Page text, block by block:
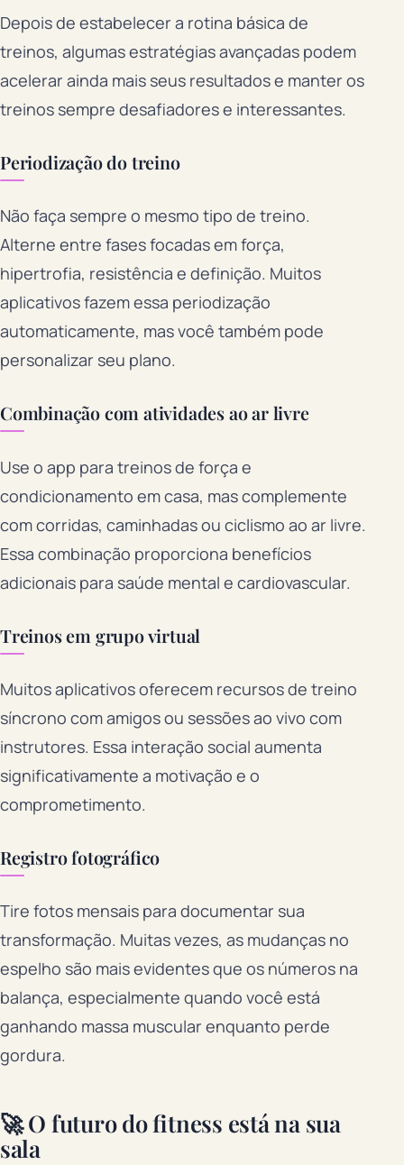
Depois de estabelecer a rotina básica de
treinos, algumas estratégias avançadas podem
acelerar ainda mais seus resultados e manter os
treinos sempre desafiadores e interessantes.
Periodização do treino
Não faça sempre o mesmo tipo de treino.
Alterne entre fases focadas em força,
hipertrofia, resistência e definição. Muitos
aplicativos fazem essa periodização
automaticamente, mas você também pode
personalizar seu plano.
Combinação com atividades ao ar livre
Use o app para treinos de força e
condicionamento em casa, mas complemente
com corridas, caminhadas ou ciclismo ao ar livre.
Essa combinação proporciona benefícios
adicionais para saúde mental e cardiovascular.
Treinos em grupo virtual
Muitos aplicativos oferecem recursos de treino
síncrono com amigos ou sessões ao vivo com
instrutores. Essa interação social aumenta
significativamente a motivação e o
comprometimento.
Registro fotográfico
Tire fotos mensais para documentar sua
transformação. Muitas vezes, as mudanças no
espelho são mais evidentes que os números na
balança, especialmente quando você está
ganhando massa muscular enquanto perde
gordura.
🚀 O futuro do fitness está na sua
sala